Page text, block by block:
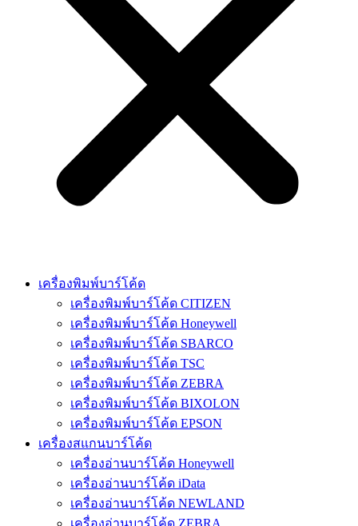
เครื่องพิมพ์บาร์โค้ด
เครื่องพิมพ์บาร์โค้ด CITIZEN
เครื่องพิมพ์บาร์โค้ด Honeywell
เครื่องพิมพ์บาร์โค้ด SBARCO
เครื่องพิมพ์บาร์โค้ด TSC
เครื่องพิมพ์บาร์โค้ด ZEBRA
เครื่องพิมพ์บาร์โค้ด BIXOLON
เครื่องพิมพ์บาร์โค้ด EPSON
เครื่องสแกนบาร์โค้ด
เครื่องอ่านบาร์โค้ด Honeywell
เครื่องอ่านบาร์โค้ด iData
เครื่องอ่านบาร์โค้ด NEWLAND
เครื่องอ่านบาร์โค้ด ZEBRA